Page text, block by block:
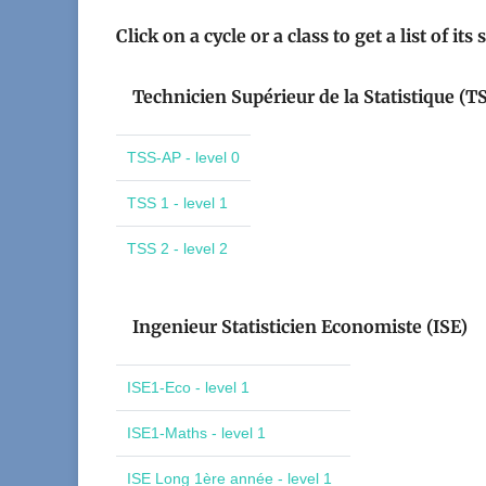
Click on a cycle or a class to get a list of its
Technicien Supérieur de la Statistique
TSS-AP - level 0
TSS 1 - level 1
TSS 2 - level 2
Ingenieur Statisticien Economiste (ISE)
ISE1-Eco - level 1
ISE1-Maths - level 1
ISE Long 1ère année - level 1